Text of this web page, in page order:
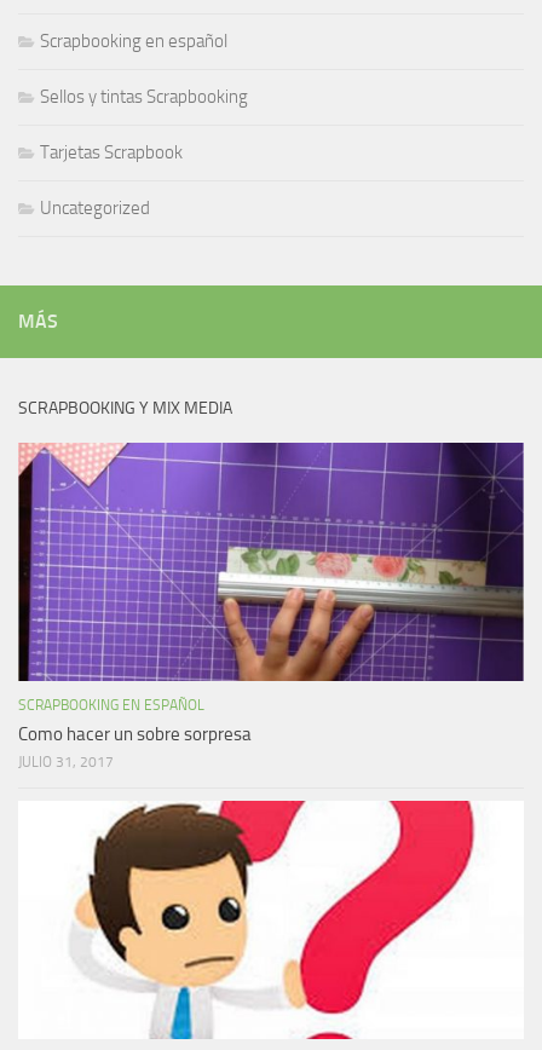
Scrapbooking en español
Sellos y tintas Scrapbooking
Tarjetas Scrapbook
Uncategorized
MÁS
SCRAPBOOKING Y MIX MEDIA
SCRAPBOOKING EN ESPAÑOL
Como hacer un sobre sorpresa
JULIO 31, 2017